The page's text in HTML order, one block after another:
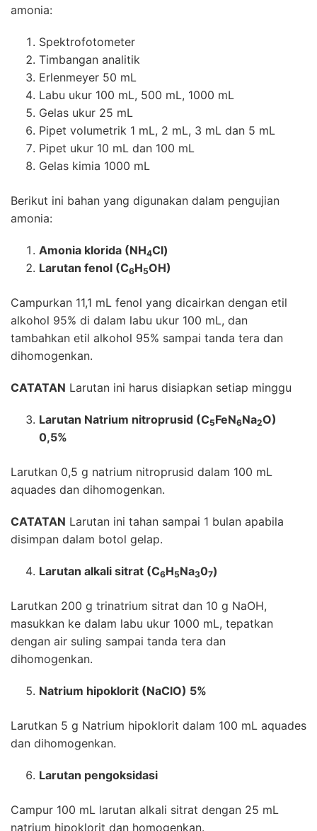
amonia:
Spektrofotometer
Timbangan analitik
Erlenmeyer 50 mL
Labu ukur 100 mL, 500 mL, 1000 mL
Gelas ukur 25 mL
Pipet volumetrik 1 mL, 2 mL, 3 mL dan 5 mL
Pipet ukur 10 mL dan 100 mL
Gelas kimia 1000 mL
Berikut ini bahan yang digunakan dalam pengujian
amonia:
Amonia klorida (NH4Cl)
Larutan fenol (C6H5OH)
Campurkan 11,1 mL fenol yang dicairkan dengan etil
alkohol 95% di dalam labu ukur 100 mL, dan
tambahkan etil alkohol 95% sampai tanda tera dan
dihomogenkan.
CATATAN Larutan ini harus disiapkan setiap minggu
Larutan Natrium nitroprusid (C5FeN6Na2O)
0,5%
Larutkan 0,5 g natrium nitroprusid dalam 100 mL
aquades dan dihomogenkan.
CATATAN Larutan ini tahan sampai 1 bulan apabila
disimpan dalam botol gelap.
Larutan alkali sitrat (C6H5Na307)
Larutkan 200 g trinatrium sitrat dan 10 g NaOH,
masukkan ke dalam labu ukur 1000 mL, tepatkan
dengan air suling sampai tanda tera dan
dihomogenkan.
Natrium hipoklorit (NaClO) 5%
Larutkan 5 g Natrium hipoklorit dalam 100 mL aquades
dan dihomogenkan.
Larutan pengoksidasi
Campur 100 mL larutan alkali sitrat dengan 25 mL
natrium hipoklorit dan homogenkan.